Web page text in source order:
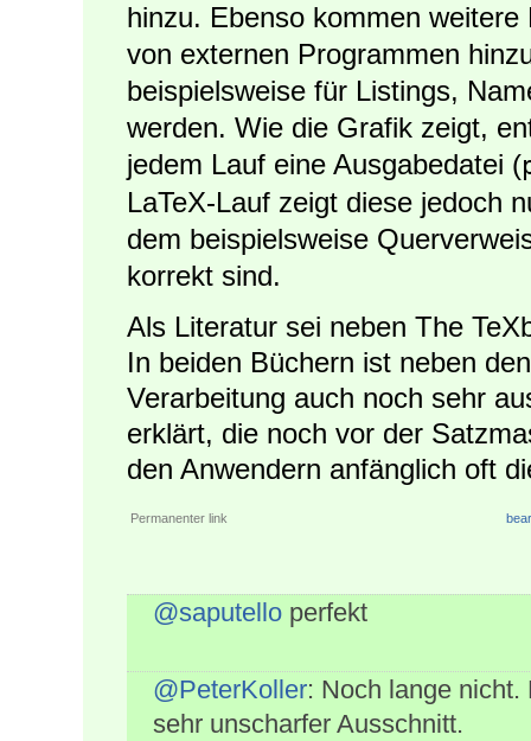
hinzu. Ebenso kommen
von externen Programmen
beispielsweise für Listings,
werden. Wie die Grafik zeigt,
jedem Lauf eine Ausgabedatei (
LaTeX-Lauf zeigt diese jedoch
dem beispielsweise
korrekt sind.
Als Literatur sei neben The
In beiden Büchern ist neben
Verarbeitung auch noch sehr
erklärt, die noch vor der
den Anwendern anfänglich oft
Permanenter link
@saputello perfekt
@PeterKoller: Noch lange
sehr unscharfer Ausschnitt.